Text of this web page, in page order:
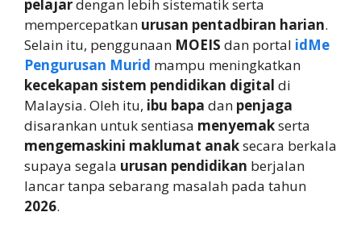
pelajardengan lebih sistematik serta
mempercepatkan urusan pentadbiran harian.
Selain itu, penggunaan MOEIS dan portal idMe
Pengurusan Murid mampu meningkatkan
kecekapan sistem pendidikan digital di
Malaysia. Oleh itu, ibu bapa dan penjaga
disarankan untuk sentiasa menyemakserta
mengemaskini maklumat anaksecara berkala
supaya segala urusan pendidikan berjalan
lancar tanpa sebarang masalah pada tahun
2026.